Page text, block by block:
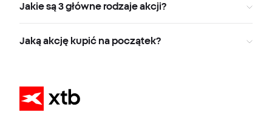
Jakie są 3 główne rodzaje akcji?
Jaką akcję kupić na początek?